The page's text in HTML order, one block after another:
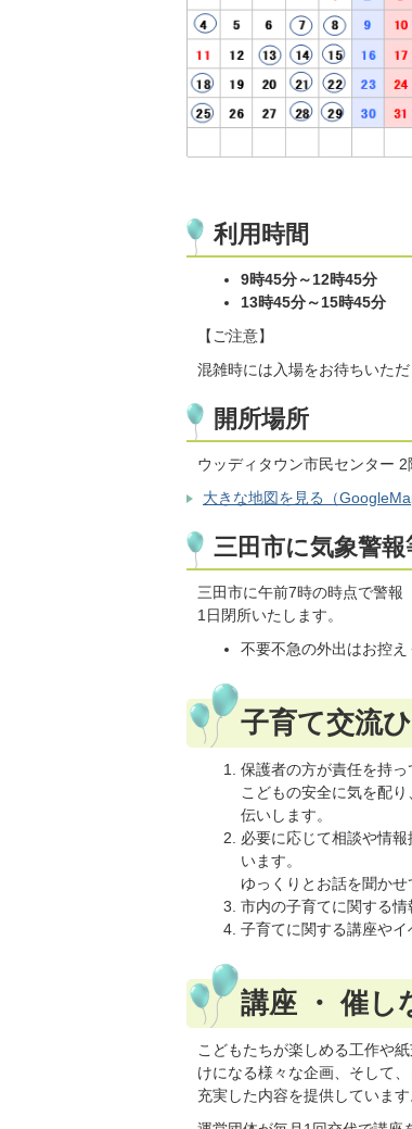
利用時間
9時45分～12時45分
13時45分～15時45分
【ご注意】
混雑時には入場をお待ちいた
開所場所
ウッディタウン市民センター
大きな地図を見る（
三田市に気象警
三田市に午前7時の時点で警報
1日閉所いたします。
不要不急の外出はお控え
子育て交流
保護者の方が責任を持っ
こどもの安全に気を配
伝いします。
必要に応じて相談や情
います。
ゆっくりとお話を聞か
市内の子育てに関する情
子育てに関する講座やイ
講座 ・ 催し
こどもたちが楽しめる工作や
けになる様々な企画、そして
充実した内容を提供しています